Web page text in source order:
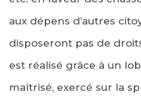
aux dépens d’autres
disposeront pas de
est réalisé grâce à un
maîtrisé, exercé sur la